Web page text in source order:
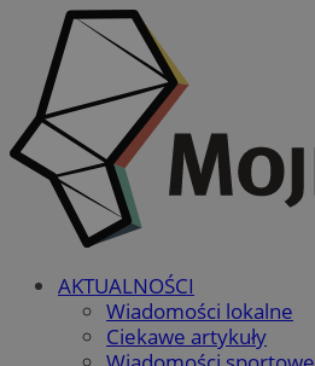
AKTUALNOŚCI
Wiadomości lokalne
Ciekawe artykuły